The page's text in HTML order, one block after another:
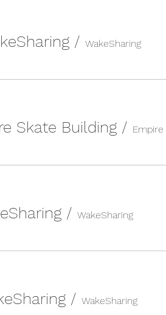
/ WakeSharing
Skate Building /
/ WakeSharing
/ WakeSharing